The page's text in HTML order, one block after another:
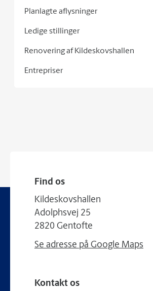
Planlagte aflysninger
Ledige stillinger
Renovering af Kildeskovshallen
Entrepriser
Find os
Kildeskovshallen
Adolphsvej 25
2820 Gentofte
Se adresse på Google Maps
Kontakt os